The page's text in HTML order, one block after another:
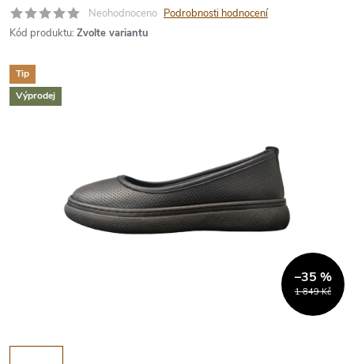
Neohodnoceno Podrobnosti hodnocení
Kód produktu: Zvolte variantu
Tip
Výprodej
1 849 Kč
–35 %